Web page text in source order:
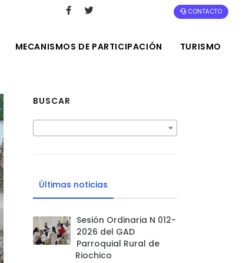
CONTACTO
MECANISMOS DE PARTICIPACIÓN TURISMO
BUSCAR
Últimas noticias
Sesión Ordinaria N 012-
2026 del GAD
Parroquial Rural de
Riochico